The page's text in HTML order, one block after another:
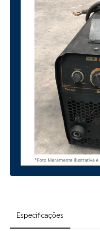
Especificações